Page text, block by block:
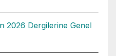
2026 Dergilerine Genel